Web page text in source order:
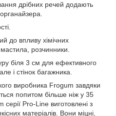
дрібних речей додають
до впливу хімічних
розчинники.
біля 3 см для ефективного
і стінок багажника.
виробника Frogum завдяки
попитом більше ніж у 35
серії Pro-Line виготовлені з
матеріалів. Вони міцні,